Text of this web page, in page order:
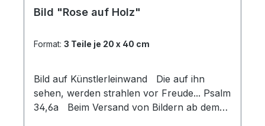
Bild "Rose auf Holz"
Format: 3 Teile je 20 x 40 cm
Bild auf Künstlerleinwand Die auf ihn
sehen, werden strahlen vor Freude... Psalm
34,6a Beim Versand von Bildern ab dem